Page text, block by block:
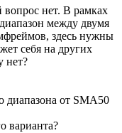
вопрос нет. В рамках
между двумя
здесь нужны
себя на других
нет?
диапазона от SMA50
варианта?